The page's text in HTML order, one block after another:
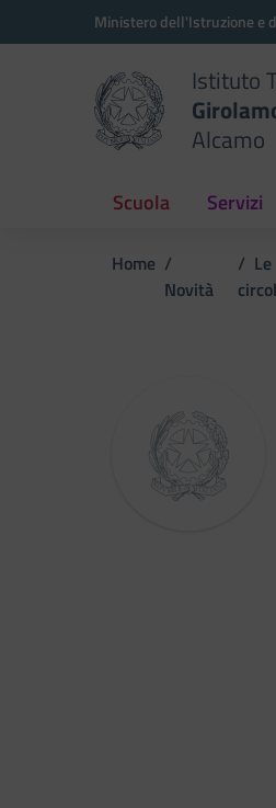
Vai ai contenuti
Vai al menu di navigazione
Ministero dell'Istruzione e
Istituto
Alcamo
Scuola Servizi
Home
Novità
Le